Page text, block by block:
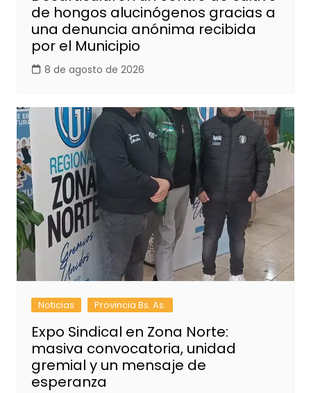
de hongos alucinógenos gracias a
una denuncia anónima recibida
por el Municipio
8 de agosto de 2026
Noticias Provincia Bs. As.
Expo Sindical en Zona Norte:
masiva convocatoria, unidad
gremial y un mensaje de
esperanza